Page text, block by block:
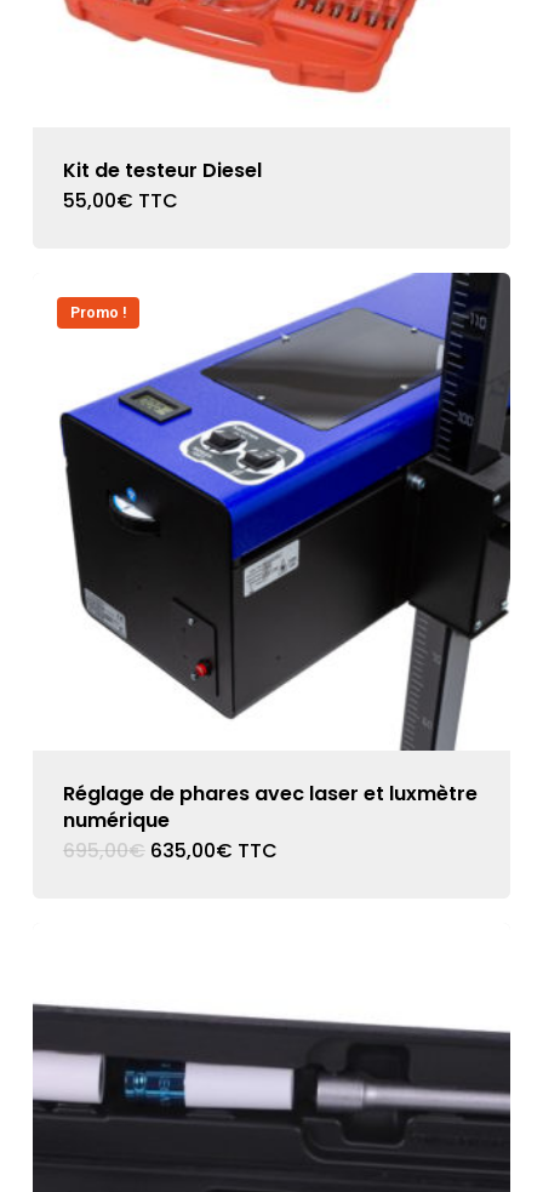
Kit de testeur Diesel
55,00€ TTC
Promo !
Réglage de phares avec laser et luxmètre
numérique
695,00€ Le
635,00€Le
TTC